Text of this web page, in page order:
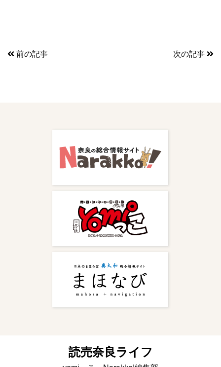
前の記事 次の記事
読売奈良ライフ